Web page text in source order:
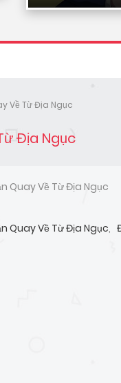
Về Từ Địa Ngục
Địa Ngục
Quay Về Từ Địa Ngục
Quay Về Từ Địa Ngục,